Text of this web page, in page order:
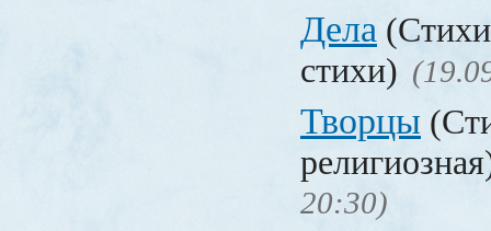
Дела
стихи)
Творцы
20:30)